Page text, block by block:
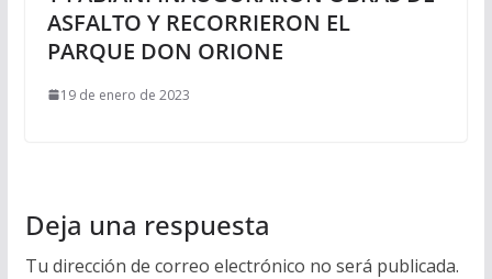
ASFALTO Y RECORRIERON EL
PARQUE DON ORIONE
19 de enero de 2023
Deja una respuesta
Tu dirección de correo electrónico no será publicada.